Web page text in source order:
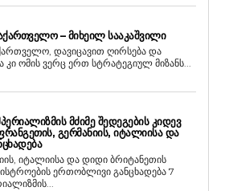
– ᲛᲘᲮᲔᲘᲚ ᲡᲐᲐᲙᲐᲨᲕᲘᲚᲘ
დავიცავით ღირსება და
ომის ვერც ერთ სტრატეგიულ მიზანს...
ᲛᲫᲘᲛᲔ ᲨᲔᲓᲔᲒᲔᲑᲘᲡ ᲙᲘᲓᲔᲕ
ᲒᲔᲠᲛᲐᲜᲘᲘᲡ, ᲘᲢᲐᲚᲘᲘᲡᲐ ᲓᲐ
იტალიისა და დიდი ბრიტანეთის
ერთობლივი განცხადება 7